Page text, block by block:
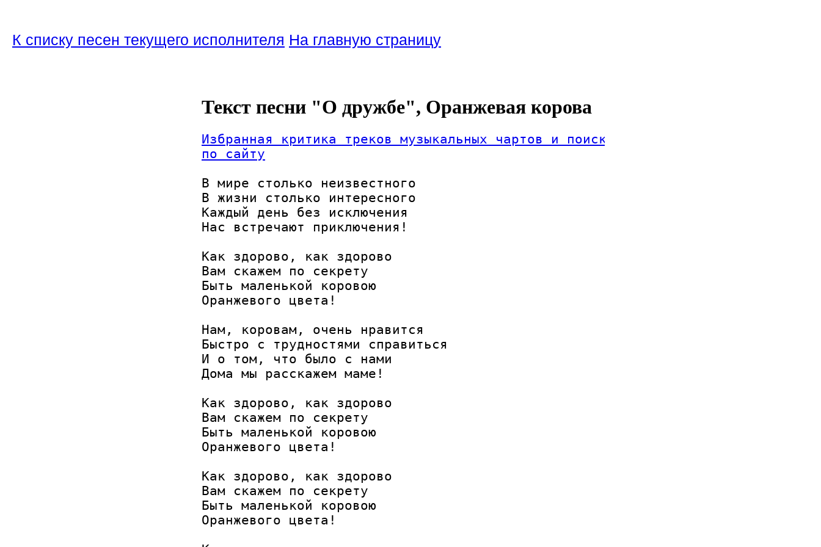
К списку песен текущего исполнителя На главную страницу
Текст песни "О дружбе", Оранжевая корова
Избранная критика треков музыкальных чартов и поиск
по сайту
В мире столько неизвестного
В жизни столько интересного
Каждый день без исключения
Нас встречают приключения!
Как здорово, как здорово
Вам скажем по секрету
Быть маленькой коровою
Оранжевого цвета!
Нам, коровам, очень нравится
Быстро с трудностями справиться
И о том, что было с нами
Дома мы расскажем маме!
Как здорово, как здорово
Вам скажем по секрету
Быть маленькой коровою
Оранжевого цвета!
Как здорово, как здорово
Вам скажем по секрету
Быть маленькой коровою
Оранжевого цвета!